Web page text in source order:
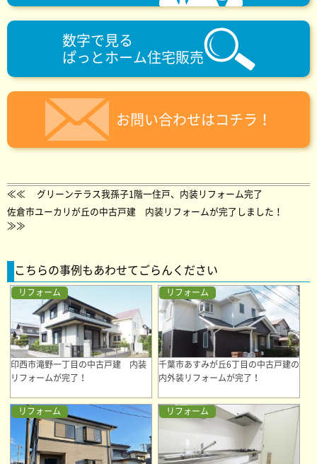
数字で見る
ぱっとホーム住宅販売
お問い合わせはコチラ！
≪≪ グリーンテラス我孫子1階一住戸、内装リフォーム完了
佐倉市ユーカリが丘の中古戸建 内装リフォームが完了しました！
≫≫
こちらの事例もあわせてごらんください
リフォーム
印西市滝野一丁目の中古戸建 内装
リフォームが完了！
リフォーム
千葉市あすみが丘6丁目の中古戸建の
内外装リフォームが完了！
リフォーム リフォーム